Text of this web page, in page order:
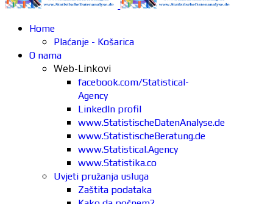
Home
Plaćanje - Košarica
O nama
Web-Linkovi
facebook.com/Statistical-
Agency
LinkedIn profil
www.StatistischeDatenAnalyse.de
www.StatistischeBeratung.de
www.Statistical.Agency
www.Statistika.co
Uvjeti pružanja usluga
Zaštita podataka